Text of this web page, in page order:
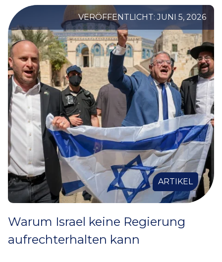
VERÖFFENTLICHT: JUNI 5, 2026
ARTIKEL
Warum Israel keine Regierung
aufrechterhalten kann